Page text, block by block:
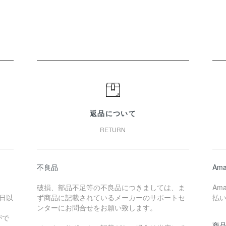
以
で
返品について
RETURN
不良品
破損、部品不足等の不良品につきましては、ま
ず商品に記載されているメーカーのサポートセ
ンターにお問合せをお願い致します。
払